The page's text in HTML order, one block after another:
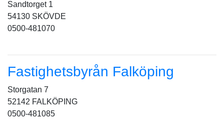
Sandtorget 1
54130 SKÖVDE
0500-481070
Fastighetsbyrån Falköping
Storgatan 7
52142 FALKÖPING
0500-481085